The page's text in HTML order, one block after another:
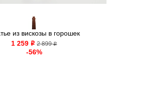
из вискозы в горошек
1 259 o 2 899o
-56%